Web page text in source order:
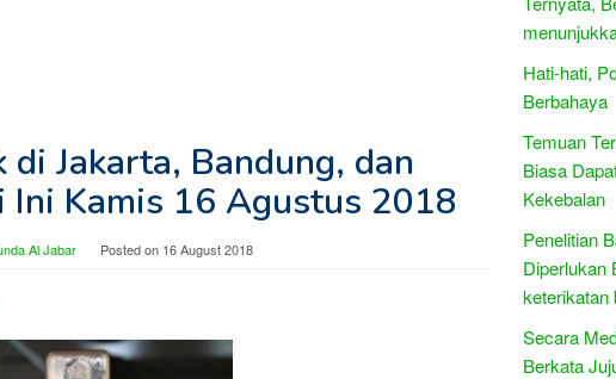
di Jakarta, Bandung, dan
Ini Kamis 16 Agustus 2018
Al Jabar Posted on 16 August 2018
Hati-hati,
Berbahaya
Temuan
Biasa
Kekebalan
Penelitian
Diperlukan
keterikatan
Secara
Berkata